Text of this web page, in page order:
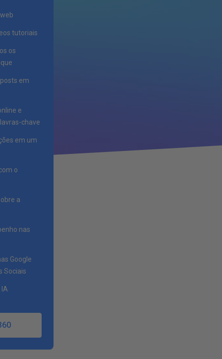
tutoriais
os
em
e
chave
em um
o
a
nas
Google
Sociais